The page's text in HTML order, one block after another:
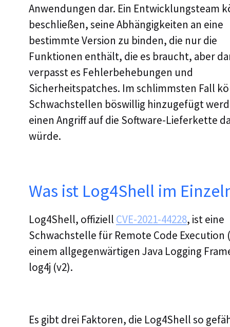
Anwendungen dar. Ein Entwicklungsteam
beschließen, seine Abhängigkeiten an eine
bestimmte Version zu binden, die nur die
Funktionen enthält, die es braucht, aber
verpasst es Fehlerbehebungen und
Sicherheitspatches. Im schlimmsten Fall
Schwachstellen böswillig hinzugefügt
einen Angriff auf die Software-Lieferkette
würde.
Was ist Log4Shell im
Log4Shell, offiziell CVE-2021-44228, ist eine
Schwachstelle für Remote Code Execution
einem allgegenwärtigen Java Logging
log4j (v2).
Es gibt drei Faktoren, die Log4Shell so